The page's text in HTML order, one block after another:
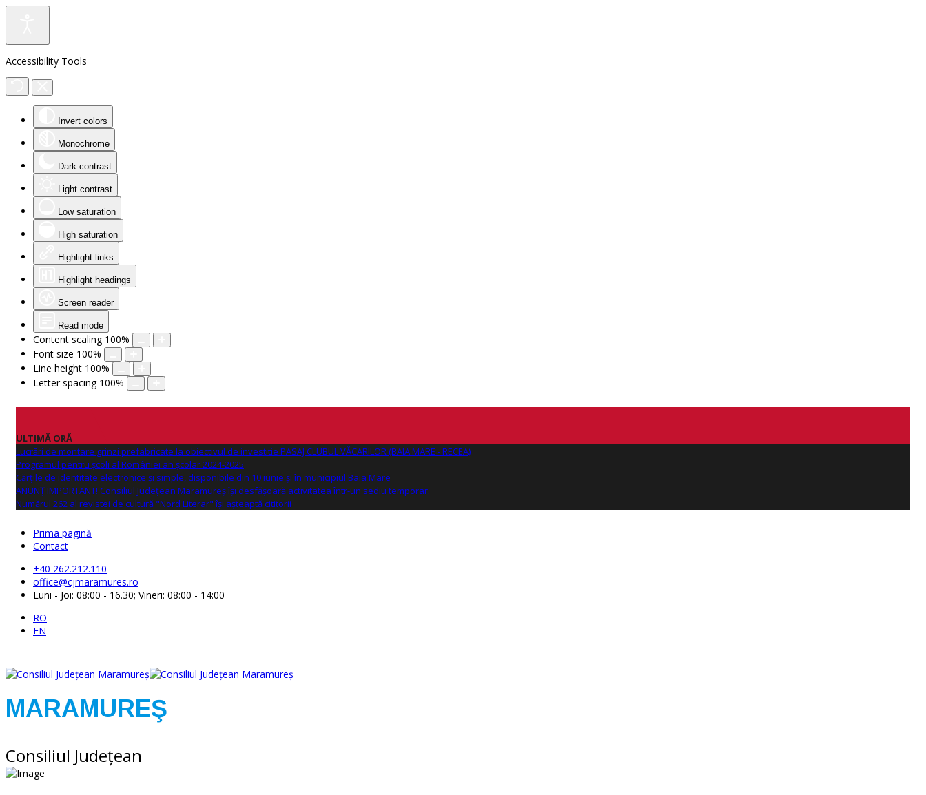
Accessibility Tools
Invert colors
Monochrome
Dark contrast
Light contrast
Low saturation
High saturation
Highlight links
Highlight headings
Screen reader
Read mode
Content scaling 100%
Font size 100%
Line height 100%
Letter spacing 100%
ULTIMĂ ORĂ
Lucrări de montare grinzi prefabricate la obiectivul de investitie PASAJ CLUBUL VĂCARILOR (BAIA MARE - RECEA)
Programul pentru școli al României an școlar 2024-2025
Cărțile de identitate electronice și simple, disponibile din 10 iunie și în municipiul Baia Mare
ANUNŢ IMPORTANT! Consiliul Județean Maramureș își desfășoară activitatea într-un sediu temporar.
Numărul 262 al revistei de cultură "Nord Literar" își așteaptă cititorii
Prima pagină
Contact
+40 262.212.110
office@cjmaramures.ro
Luni - Joi: 08:00 - 16.30; Vineri: 08:00 - 14:00
RO
EN
MARAMUREŞ
Consiliul Judeţean